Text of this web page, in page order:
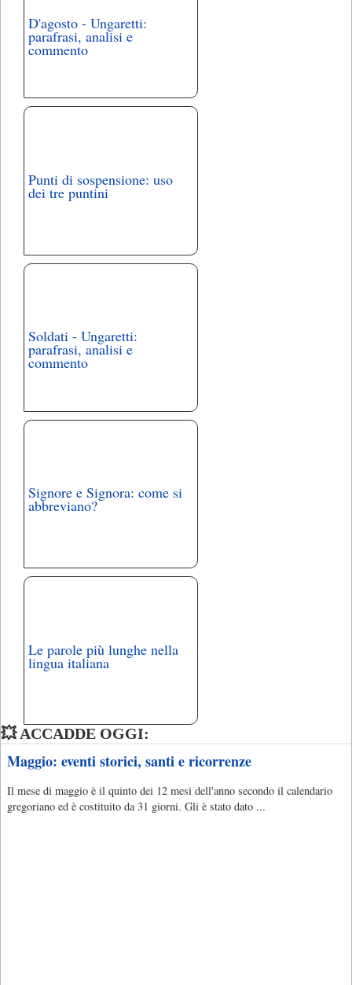
D'agosto - Ungaretti:
parafrasi, analisi e
commento
Punti di sospensione: uso
dei tre puntini
Soldati - Ungaretti:
parafrasi, analisi e
commento
Signore e Signora: come si
abbreviano?
Le parole più lunghe nella
lingua italiana
💥 ACCADDE OGGI:
Maggio: eventi storici, santi e ricorrenze
Il mese di maggio è il quinto dei 12 mesi dell'anno secondo il calendario
gregoriano ed è costituito da 31 giorni. Gli è stato dato ...